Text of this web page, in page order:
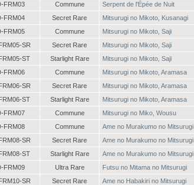
FRM03
Commune
Serpent de l'Épée de Nuit
FRM04
Secret Rare
Mitsurugi no Mikoto, Kusanagi
FRM05
Commune
Mitsurugi no Mikoto, Saji
SR
Secret Rare
Mitsurugi no Mikoto, Saji
ST
Starlight Rare
Mitsurugi no Mikoto, Saji
FRM06
Commune
Mitsurugi no Mikoto, Aramasa
SR
Secret Rare
Mitsurugi no Mikoto, Aramasa
ST
Starlight Rare
Mitsurugi no Mikoto, Aramasa
FRM07
Commune
Mitsurugi no Miko, Wousu
FRM08
Commune
Ame no Murakumo no Mitsurugi
SR
Secret Rare
Ame no Murakumo no Mitsurugi
ST
Starlight Rare
Ame no Murakumo no Mitsurugi
FRM09
Ultra Rare
Futsu no Mitama no Mitsurugi
SR
Secret Rare
Ame no Habakiri no Mitsurugi